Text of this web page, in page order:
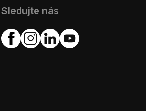
Sledujte nás